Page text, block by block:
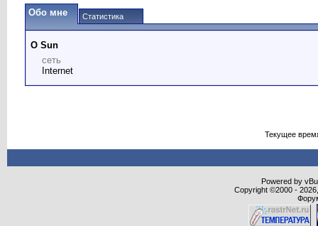
Обо мне Статистика
О Sun
сеть
Internet
Текущее
Powered by
Copyright ©2000 -